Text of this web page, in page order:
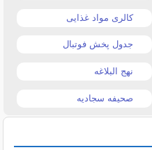
کالری مواد غذایی
جدول پخش فوتبال
نهج البلاغه
صحیفه سجادیه